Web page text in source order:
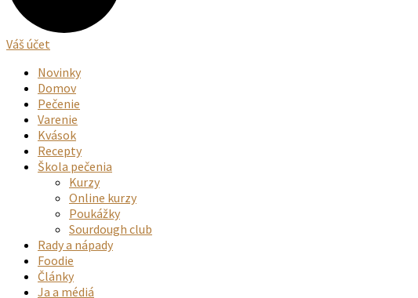
Váš účet
Novinky
Domov
Pečenie
Varenie
Kvások
Recepty
Škola pečenia
Kurzy
Online kurzy
Poukážky
Sourdough club
Rady a nápady
Foodie
Články
Ja a médiá